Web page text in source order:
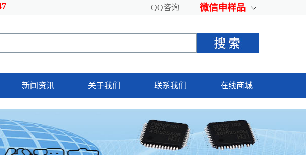
QQ咨询 微信申样品
新闻资讯 关于我们 联系我们 在线商城